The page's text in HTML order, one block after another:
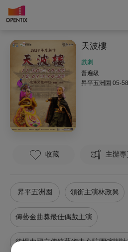
天波樓
戲劇
普遍級
昇平五洲園 05-
收藏 主辦專
昇平五洲園 領銜主演林政興
傳藝金曲獎最佳偶戲主演
後場由國立傳統藝術中心駐團演訓